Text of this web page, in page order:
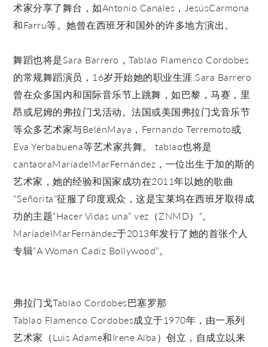
术家分享了舞台，如Antonio Canales，JesúsCarmona
和Farru等。她曾在西班牙和国外的许多地方演出。
舞蹈也将是Sara Barrero，Tablao Flamenco Cordobes
的常规舞蹈演员，16岁开始她的职业生涯.Sara Barrero
曾在众多国内和国际音乐节上跳舞，如巴黎，马赛，里
昂或尼姆的弗拉门戈活动。法国或美国弗拉门戈音乐节
等众多艺术家与BelénMaya，Fernando Terremoto或
Eva Yerbabuena等艺术家共舞。 tablao也将是
cantaoraMaríadelMarFernández，一位出生于加的斯的
艺术家，她的经验和国家成功在2011年以她的歌曲
“Señorita”征服了印度观众，这是宝莱坞在西班牙取得成
功的主题“Hacer Vidas una” vez（ZNMD）“。
MaríadelMarFernández于2013年发行了她的首张个人
专辑“A Woman Cadiz Bollywood”。
弗拉门戈Tablao Cordobes巴塞罗那
Tablao Flamenco Cordobes成立于1970年，由一系列
艺术家（Luis Adame和Irene Alba）创立，自成立以来